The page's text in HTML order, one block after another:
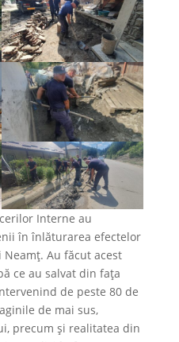
Interne au
în înlăturarea efectelor
Au făcut acest
ce au salvat din fața
de peste 80 de
de mai sus,
precum și realitatea din